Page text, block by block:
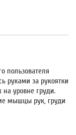
пользователя
руками за рукоятки
уровне груди.
мышцы рук, груди